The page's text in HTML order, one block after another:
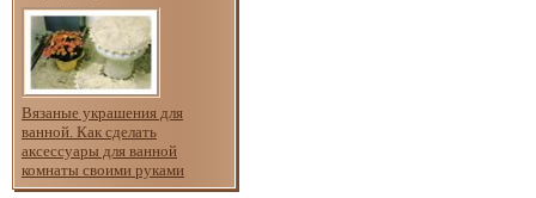
Вязаные украшения для
ванной. Как сделать
аксессуары для ванной
комнаты своими руками